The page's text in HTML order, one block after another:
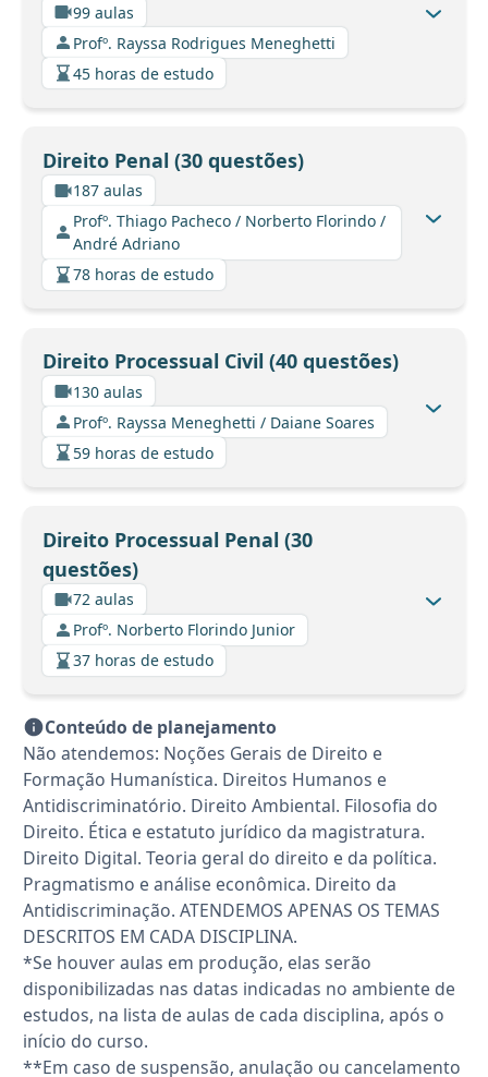
99 aulas
Profº. Rayssa Rodrigues Meneghetti
45 horas de estudo
Direito Penal (30 questões)
187 aulas
Profº. Thiago Pacheco / Norberto Florindo /
André Adriano
78 horas de estudo
Direito Processual Civil (40 questões)
130 aulas
Profº. Rayssa Meneghetti / Daiane Soares
59 horas de estudo
Direito Processual Penal (30
questões)
72 aulas
Profº. Norberto Florindo Junior
37 horas de estudo
Conteúdo de planejamento
Não atendemos: Noções Gerais de Direito e
Formação Humanística. Direitos Humanos e
Antidiscriminatório. Direito Ambiental. Filosofia do
Direito. Ética e estatuto jurídico da magistratura.
Direito Digital. Teoria geral do direito e da política.
Pragmatismo e análise econômica. Direito da
Antidiscriminação. ATENDEMOS APENAS OS TEMAS
DESCRITOS EM CADA DISCIPLINA.
*Se houver aulas em produção, elas serão
disponibilizadas nas datas indicadas no ambiente de
estudos, na lista de aulas de cada disciplina, após o
início do curso.
**Em caso de suspensão, anulação ou cancelamento